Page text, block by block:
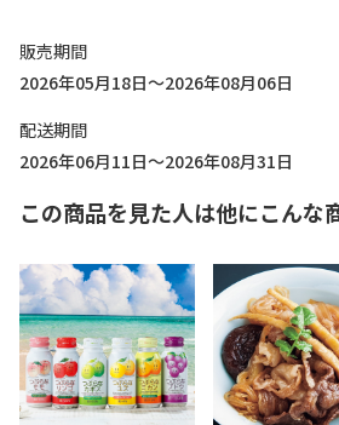
販売期間
2026年05月18日～2026年08月06日
配送期間
2026年06月11日～2026年08月31日
この商品を見た人は他にこんな